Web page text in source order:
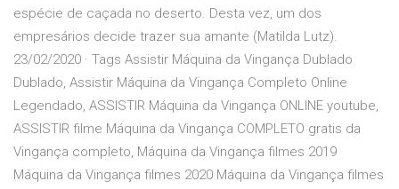
espécie de caçada no deserto. Desta vez, um dos
empresários decide trazer sua amante (Matilda Lutz).
23/02/2020 · Tags Assistir Máquina da Vingança Dublado
Dublado, Assistir Máquina da Vingança Completo Online
Legendado, ASSISTIR Máquina da Vingança ONLINE youtube,
ASSISTIR filme Máquina da Vingança COMPLETO gratis da
Vingança completo, Máquina da Vingança filmes 2019
Máquina da Vingança filmes 2020 Máquina da Vingança filmes